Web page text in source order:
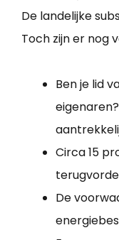
De landelijke
Toch zijn er nog
Ben je lid
Circa 15
De